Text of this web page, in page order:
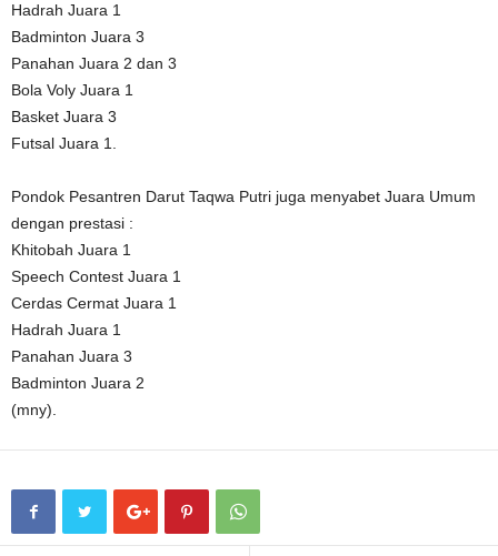
Hadrah Juara 1
Badminton Juara 3
Panahan Juara 2 dan 3
Bola Voly Juara 1
Basket Juara 3
Futsal Juara 1.
Pondok Pesantren Darut Taqwa Putri juga menyabet Juara Umum
dengan prestasi :
Khitobah Juara 1
Speech Contest Juara 1
Cerdas Cermat Juara 1
Hadrah Juara 1
Panahan Juara 3
Badminton Juara 2
(mny).